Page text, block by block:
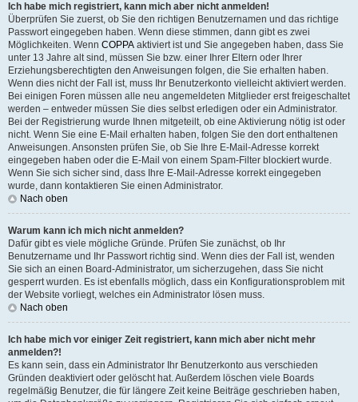
Ich habe mich registriert, kann mich aber nicht anmelden!
Überprüfen Sie zuerst, ob Sie den richtigen Benutzernamen und das richtige
Passwort eingegeben haben. Wenn diese stimmen, dann gibt es zwei
Möglichkeiten. Wenn COPPA aktiviert ist und Sie angegeben haben, dass Sie
unter 13 Jahre alt sind, müssen Sie bzw. einer Ihrer Eltern oder Ihrer
Erziehungsberechtigten den Anweisungen folgen, die Sie erhalten haben.
Wenn dies nicht der Fall ist, muss Ihr Benutzerkonto vielleicht aktiviert werden.
Bei einigen Foren müssen alle neu angemeldeten Mitglieder erst freigeschaltet
werden – entweder müssen Sie dies selbst erledigen oder ein Administrator.
Bei der Registrierung wurde Ihnen mitgeteilt, ob eine Aktivierung nötig ist oder
nicht. Wenn Sie eine E-Mail erhalten haben, folgen Sie den dort enthaltenen
Anweisungen. Ansonsten prüfen Sie, ob Sie Ihre E-Mail-Adresse korrekt
eingegeben haben oder die E-Mail von einem Spam-Filter blockiert wurde.
Wenn Sie sich sicher sind, dass Ihre E-Mail-Adresse korrekt eingegeben
wurde, dann kontaktieren Sie einen Administrator.
Nach oben
Warum kann ich mich nicht anmelden?
Dafür gibt es viele mögliche Gründe. Prüfen Sie zunächst, ob Ihr
Benutzername und Ihr Passwort richtig sind. Wenn dies der Fall ist, wenden
Sie sich an einen Board-Administrator, um sicherzugehen, dass Sie nicht
gesperrt wurden. Es ist ebenfalls möglich, dass ein Konfigurationsproblem mit
der Website vorliegt, welches ein Administrator lösen muss.
Nach oben
Ich habe mich vor einiger Zeit registriert, kann mich aber nicht mehr
anmelden?!
Es kann sein, dass ein Administrator Ihr Benutzerkonto aus verschieden
Gründen deaktiviert oder gelöscht hat. Außerdem löschen viele Boards
regelmäßig Benutzer, die für längere Zeit keine Beiträge geschrieben haben,